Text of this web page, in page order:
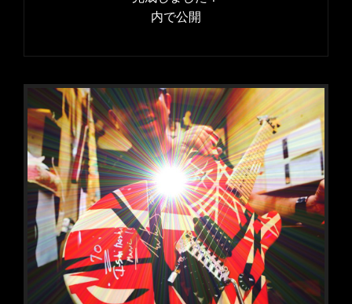
ゲ
ョ
ン
内で公開